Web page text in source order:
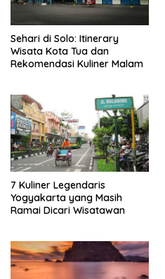
Sehari di Solo: Itinerary
Wisata Kota Tua dan
Rekomendasi Kuliner Malam
7 Kuliner Legendaris
Yogyakarta yang Masih
Ramai Dicari Wisatawan